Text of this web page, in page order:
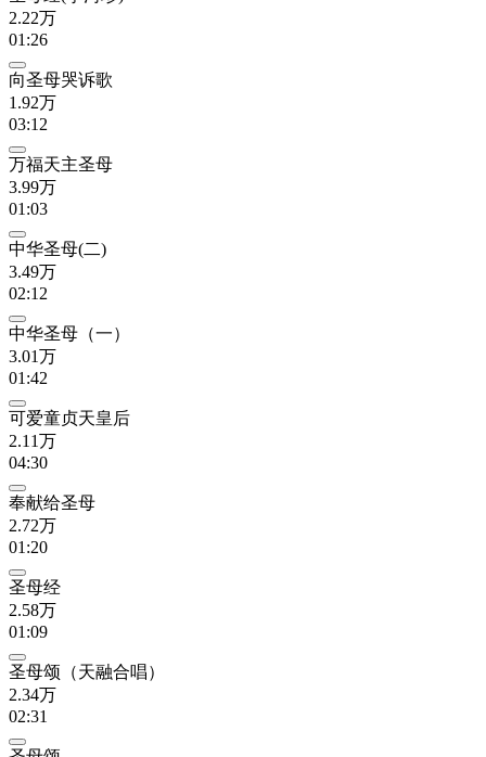
2.22万
01:26
向圣母哭诉歌
1.92万
03:12
万福天主圣母
3.99万
01:03
中华圣母(二)
3.49万
02:12
中华圣母（一）
3.01万
01:42
可爱童贞天皇后
2.11万
04:30
奉献给圣母
2.72万
01:20
圣母经
2.58万
01:09
圣母颂（天融合唱）
2.34万
02:31